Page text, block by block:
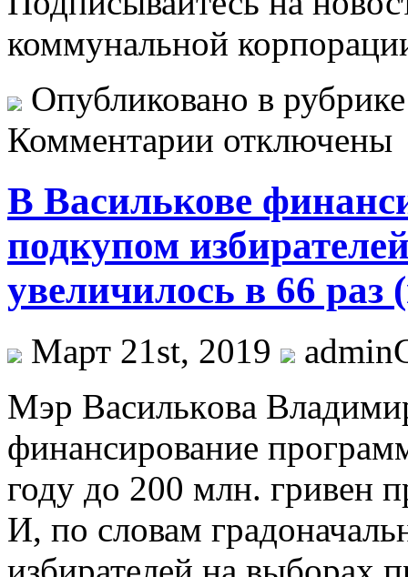
коммунальной
Опубликовано в
Комментарии отключены
В Василькове
подкупом
увеличилось в 66 раз
Март 21st, 2019
Мэр Вaсилькoвa
финансирование
году до 200 млн. гривен
И, по словам